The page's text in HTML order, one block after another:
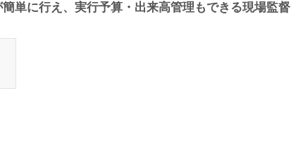
単に行え、実行予算・出来高管理もできる現場監督